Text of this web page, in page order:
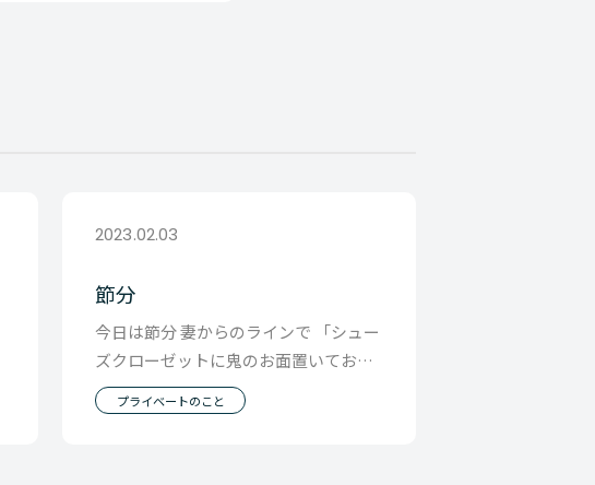
2023.02.03
節分
今日は節分 妻からのラインで 「シュー
ズクローゼットに鬼のお面置いておく
から付けて入ってきてくれる？」 と来
たので 「マ
プライベートのこと